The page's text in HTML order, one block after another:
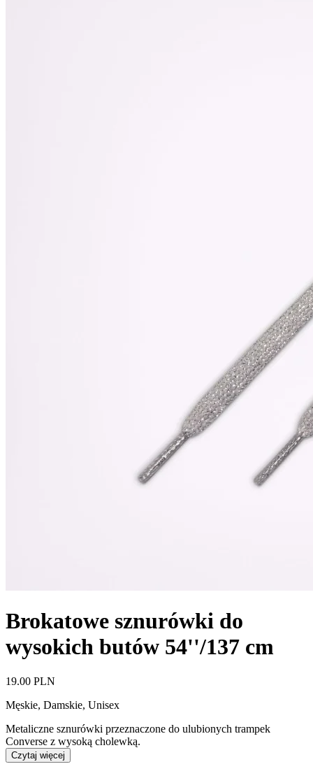
Brokatowe sznurówki do
wysokich butów 54''/137 cm
19.00 PLN
Męskie, Damskie, Unisex
Metaliczne sznurówki przeznaczone do ulubionych trampek
Converse z wysoką cholewką.
Czytaj więcej